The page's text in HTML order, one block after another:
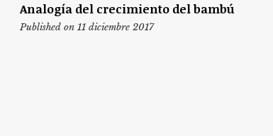
Analogía del crecimiento del bambú
Published on 11 diciembre 2017